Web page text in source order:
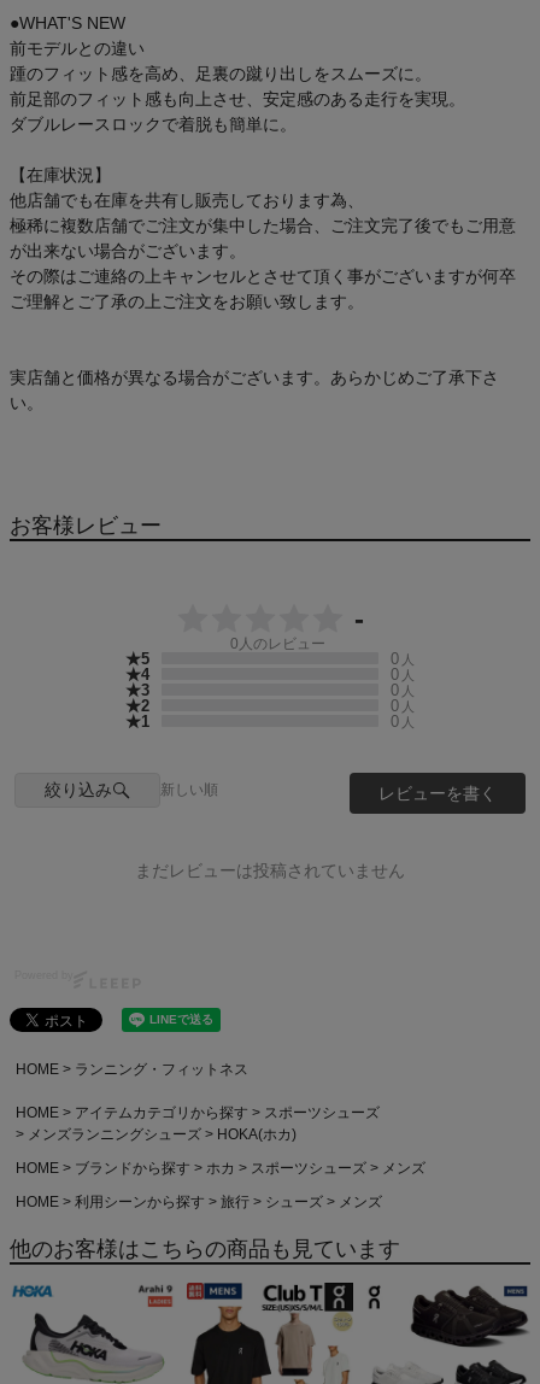
●WHAT'S NEW
前モデルとの違い
踵のフィット感を高め、足裏の蹴り出しをスムーズに。
前足部のフィット感も向上させ、安定感のある走行を実現。
ダブルレースロックで着脱も簡単に。
【在庫状況】
他店舗でも在庫を共有し販売しております為、
極稀に複数店舗でご注文が集中した場合、ご注文完了後でもご用意
が出来ない場合がございます。
その際はご連絡の上キャンセルとさせて頂く事がございますが何卒
ご理解とご了承の上ご注文をお願い致します。
実店舗と価格が異なる場合がございます。あらかじめご了承下さ
い。
お客様レビュー
-
0 人のレビュー
★5 0 人
★4 0 人
★3 0 人
★2 0 人
★1 0 人
絞り込み 新しい順 レビューを書く
まだレビューは投稿されていません
HOME ランニング・フィットネス
HOME アイテムカテゴリから探す
スポーツシューズ
メンズランニングシューズ
HOKA(ホカ)
HOME
ブランドから探す ホカ スポーツシューズ
メンズ
HOME
利用シーンから探す 旅行 シューズ メンズ
他のお客様はこちらの商品も見ています